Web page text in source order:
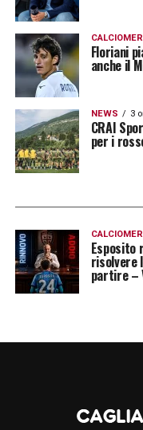
Floriani
anche il
NEWS 3
CRAI
per i
Esposito
risolvere
partire –